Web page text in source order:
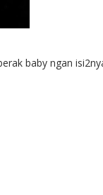
baby ngan